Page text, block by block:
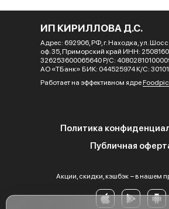
ИП КИРИЛЛОВА Д.С.
Адрес: 692906, РФ, г. Находка, ул.
оф. 35, Приморский край ИНН:
326253600065640 Р/С:
АО «ТБанк» БИК: 044525974 К/С:
Работает на эффективном ядре
Политика
Публичная
Акции, скидки, кэшбэк − в нашем